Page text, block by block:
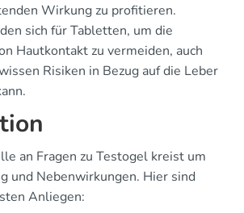
Wirkung zu profitieren.
sich für Tabletten, um die
Hautkontakt zu vermeiden, auch
Risiken in Bezug auf die Leber
an Fragen zu Testogel kreist um
und Nebenwirkungen. Hier sind
Anliegen: